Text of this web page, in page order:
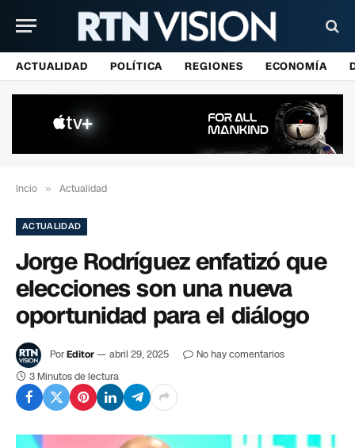
ACTUALIDAD POLÍTICA REGIONES ECONOMÍA
Incio » Actualidad
ACTUALIDAD
Jorge Rodríguez enfatizó que
elecciones son una nueva
oportunidad para el diálogo
PorEditor abril 29, 2025
No hay comentarios
3 Minutos de lectura